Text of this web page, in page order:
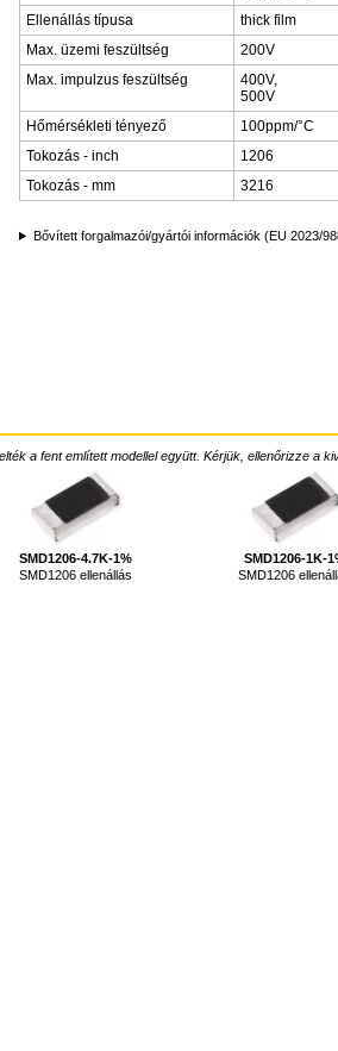
Ellenállás típusa
thick film
Max. üzemi feszültség
200V
Max. impulzus feszültség
400V,
500V
Hőmérsékleti tényező
100ppm/°C
Tokozás - inch
1206
Tokozás - mm
3216
Bővített forgalmazói/gyártói információk (EU 2023/
a fent említett modellel együtt. Kérjük, ellenőrizze a
SMD1206-4.7K-1%
SMD1206 ellenállás
SMD1206-1K-
SMD1206